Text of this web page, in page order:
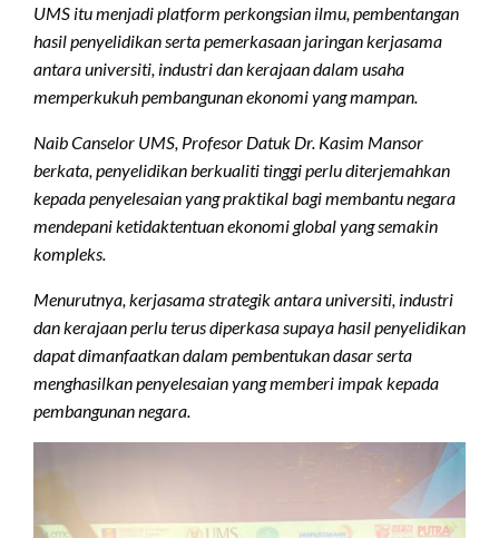
UMS itu menjadi platform perkongsian ilmu, pembentangan
hasil penyelidikan serta pemerkasaan jaringan kerjasama
antara universiti, industri dan kerajaan dalam usaha
memperkukuh pembangunan ekonomi yang mampan.
Naib Canselor UMS, Profesor Datuk Dr. Kasim Mansor
berkata, penyelidikan berkualiti tinggi perlu diterjemahkan
kepada penyelesaian yang praktikal bagi membantu negara
mendepani ketidaktentuan ekonomi global yang semakin
kompleks.
Menurutnya, kerjasama strategik antara universiti, industri
dan kerajaan perlu terus diperkasa supaya hasil penyelidikan
dapat dimanfaatkan dalam pembentukan dasar serta
menghasilkan penyelesaian yang memberi impak kepada
pembangunan negara.